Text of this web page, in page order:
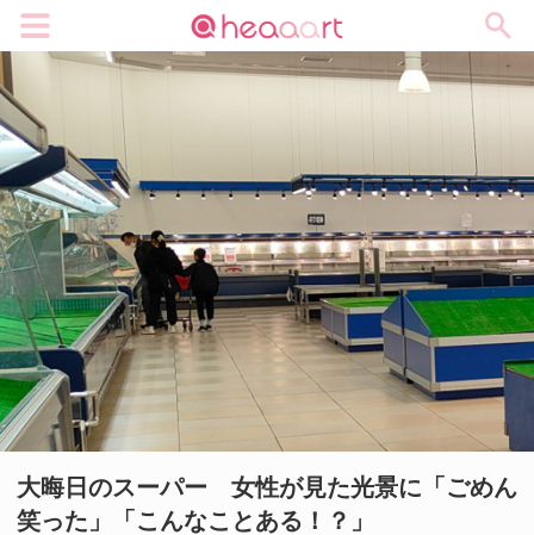
大晦日のスーパー 女性が見た光景に「ごめん
笑った」「こんなことある！？」